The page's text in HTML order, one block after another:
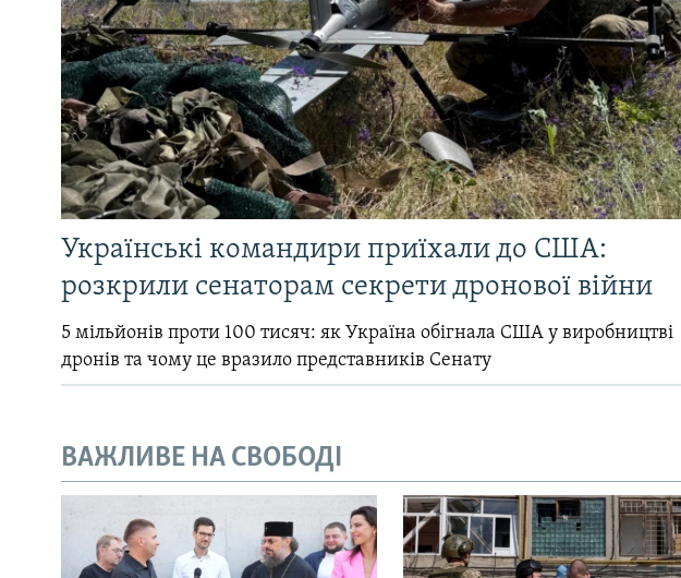
Українські командири приїхали до США:
розкрили сенаторам секрети дронової війни
5 мільйонів проти 100 тисяч: як Україна обігнала США у виробництві
дронів та чому це вразило представників Сенату
ВАЖЛИВЕ НА СВОБОДІ